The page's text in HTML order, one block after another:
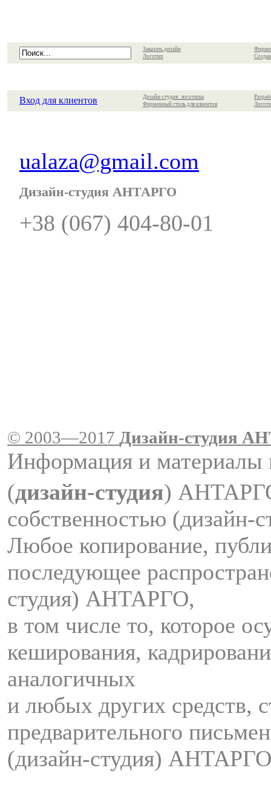
Заказать дизайн
Логотип
Вход для клиентов
Дизайн-студия: логотипы
Фирменный стиль для клиентов
ualaza@gmail.com
Дизайн-студия АНТАРГО
+38 (067) 404-80-01
© 2003—2017 Дизайн-студия
Информация и материалы
(дизайн-студия)
собственностью
Любое копирование,
последующее
студия) АНТАРГО,
в том числе то, которое
кеширования,
аналогичных
и любых других средств,
предварительного
(дизайн-студия)